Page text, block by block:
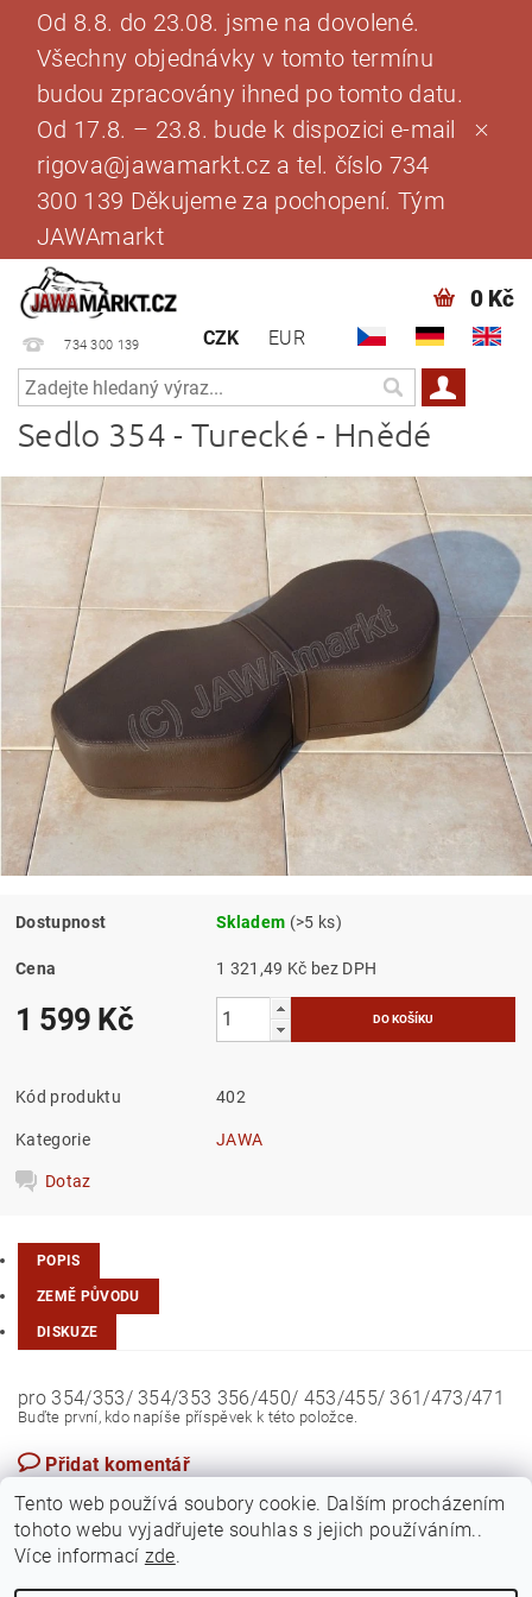
Od 8.8. do 23.08. jsme na dovolené.
Všechny objednávky v tomto termínu
budou zpracovány ihned po tomto datu.
Od 17.8. – 23.8. bude k dispozici e-mail
rigova@jawamarkt.cz a tel. číslo 734
300 139 Děkujeme za pochopení. Tým
JAWAmarkt
734 300 139 CZK EUR
0 Kč
Sedlo 354 - Turecké - Hnědé
Dostupnost Skladem (>5 ks)
Cena 1 321,49 Kč bez DPH
1 599 Kč
Kód produktu 402
Kategorie JAWA
Dotaz
POPIS
ZEMĚ PŮVODU
DISKUZE
pro 354/353/ 354/353 356/450/ 453/455/ 361/473/471
Buďte první, kdo napíše příspěvek k této položce.
Přidat komentář
Tento web používá soubory cookie. Dalším procházením
tohoto webu vyjadřujete souhlas s jejich používáním..
Více informací zde.